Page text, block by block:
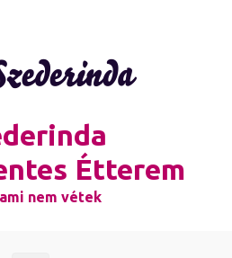
Étterem
nem vétek